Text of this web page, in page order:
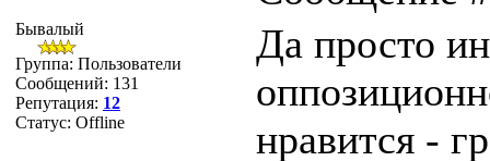
Бывалый
Группа: Пользователи
Сообщений: 131
Репутация: 12
Статус: Offline
Да просто
нравится -